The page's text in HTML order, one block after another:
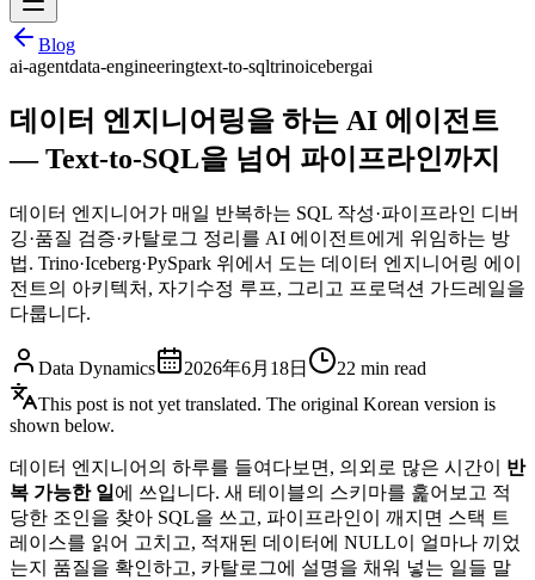
Blog
ai-agentdata-engineeringtext-to-sqltrinoicebergai
데이터 엔지니어링을 하는 AI 에이전트
— Text-to-SQL을 넘어 파이프라인까지
데이터 엔지니어가 매일 반복하는 SQL 작성·파이프라인 디버
깅·품질 검증·카탈로그 정리를 AI 에이전트에게 위임하는 방
법. Trino·Iceberg·PySpark 위에서 도는 데이터 엔지니어링 에이
전트의 아키텍처, 자기수정 루프, 그리고 프로덕션 가드레일을
다룹니다.
Data Dynamics 2026年6月18日 22 min read
This post is not yet translated. The original Korean version is
shown below.
데이터 엔지니어의 하루를 들여다보면, 의외로 많은 시간이 반
복 가능한 일 에 쓰입니다. 새 테이블의 스키마를 훑어보고 적
당한 조인을 찾아 SQL을 쓰고, 파이프라인이 깨지면 스택 트
레이스를 읽어 고치고, 적재된 데이터에 NULL이 얼마나 끼었
는지 품질을 확인하고, 카탈로그에 설명을 채워 넣는 일들 말